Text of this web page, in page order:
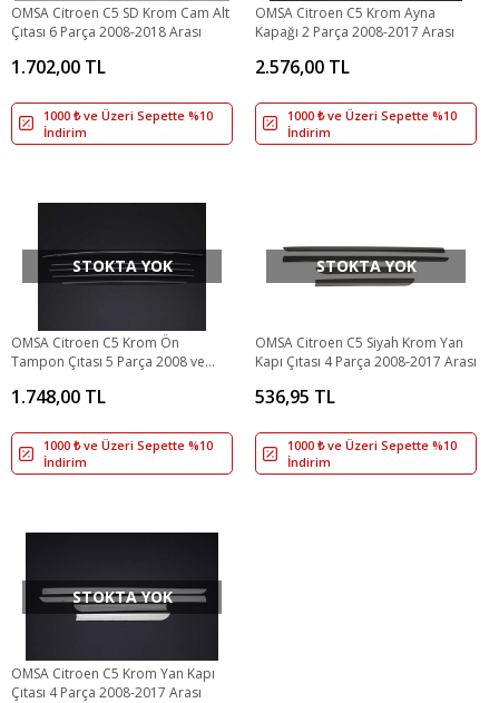
OMSA Citroen C5 SD Krom Cam Alt
Çıtası 6 Parça 2008-2018 Arası
1.702,00 TL
1000 ₺ ve Üzeri Sepette %10
İndirim
OMSA Citroen C5 Krom Ayna
Kapağı 2 Parça 2008-2017 Arası
2.576,00 TL
1000 ₺ ve Üzeri Sepette %10
İndirim
STOKTA YOK
OMSA Citroen C5 Krom Ön
Tampon Çıtası 5 Parça 2008 ve
1.748,00 TL
1000 ₺ ve Üzeri Sepette %10
İndirim
STOKTA YOK
OMSA Citroen C5 Siyah Krom Yan
Kapı Çıtası 4 Parça 2008-2017 Arası
536,95 TL
1000 ₺ ve Üzeri Sepette %10
İndirim
STOKTA YOK
OMSA Citroen C5 Krom Yan Kapı
Çıtası 4 Parça 2008-2017 Arası